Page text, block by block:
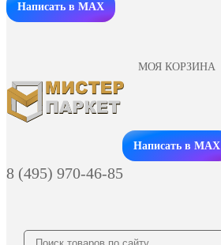
Написать в MAX
МОЯ КОРЗИНА
Заказать звонок
Написать в MAX
8 (495) 970-46-85